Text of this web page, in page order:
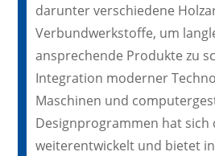
darunter verschiedene
Verbundwerkstoffe, um
ansprechende Produkte zu
Integration moderner
Maschinen und
Designprogrammen hat sich
weiterentwickelt und bietet